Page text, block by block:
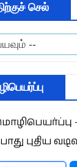
செல்
புதிய